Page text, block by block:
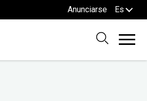
Anunciarse Es